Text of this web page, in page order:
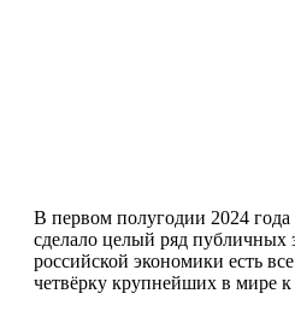
В первом полугодии 2024 года
сделало целый ряд публичных
российской экономики есть
четвёрку крупнейших в мире